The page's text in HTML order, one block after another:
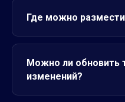
Где можно
Можно ли обновить
изменений?